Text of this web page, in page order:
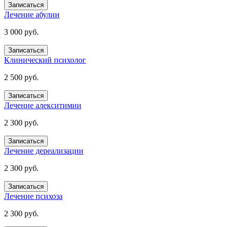
Записаться
Лечение абулии
3 000 руб.
Записаться
Клинический психолог
2 500 руб.
Записаться
Лечение алекситимии
2 300 руб.
Записаться
Лечение дереализации
2 300 руб.
Записаться
Лечение психоза
2 300 руб.